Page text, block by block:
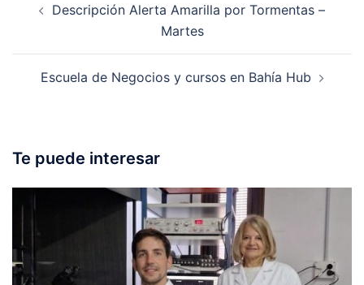
navigation
Descripción Alerta Amarilla por Tormentas –
Martes
Escuela de Negocios y cursos en Bahía Hub
Te puede interesar